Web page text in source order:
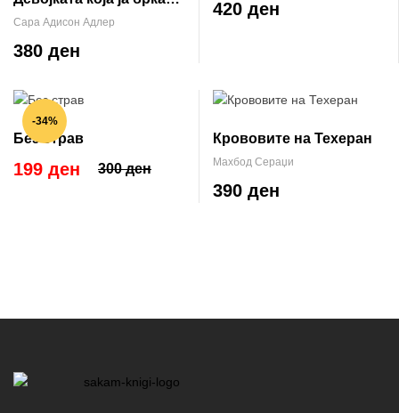
месечината
Сара Адисон Адлер
380 ден
420 ден
-34%
Без страв
300 ден
199 ден
Крововите на Техеран
Махбод Сераџи
390 ден